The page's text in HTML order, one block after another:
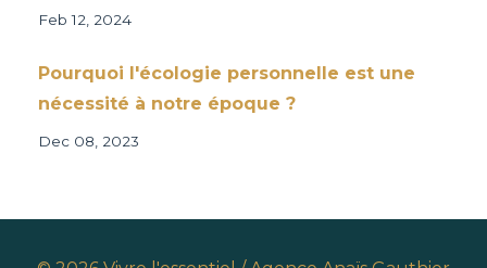
Feb 12, 2024
Pourquoi l'écologie personnelle est une
nécessité à notre époque ?
Dec 08, 2023